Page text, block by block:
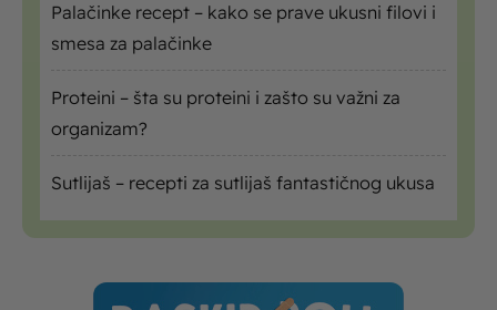
Palačinke recept – kako se prave ukusni filovi i
smesa za palačinke
Proteini – šta su proteini i zašto su važni za
organizam?
Sutlijaš – recepti za sutlijaš fantastičnog ukusa